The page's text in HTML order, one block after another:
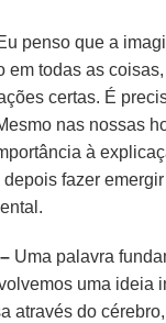
penso que a
em todas as
certas. É
nas nossas
à
depois fazer
Uma palavra
uma ideia
através do